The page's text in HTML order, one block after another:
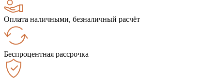
Оплата наличными, безналичный расчёт
Беспроцентная рассрочка